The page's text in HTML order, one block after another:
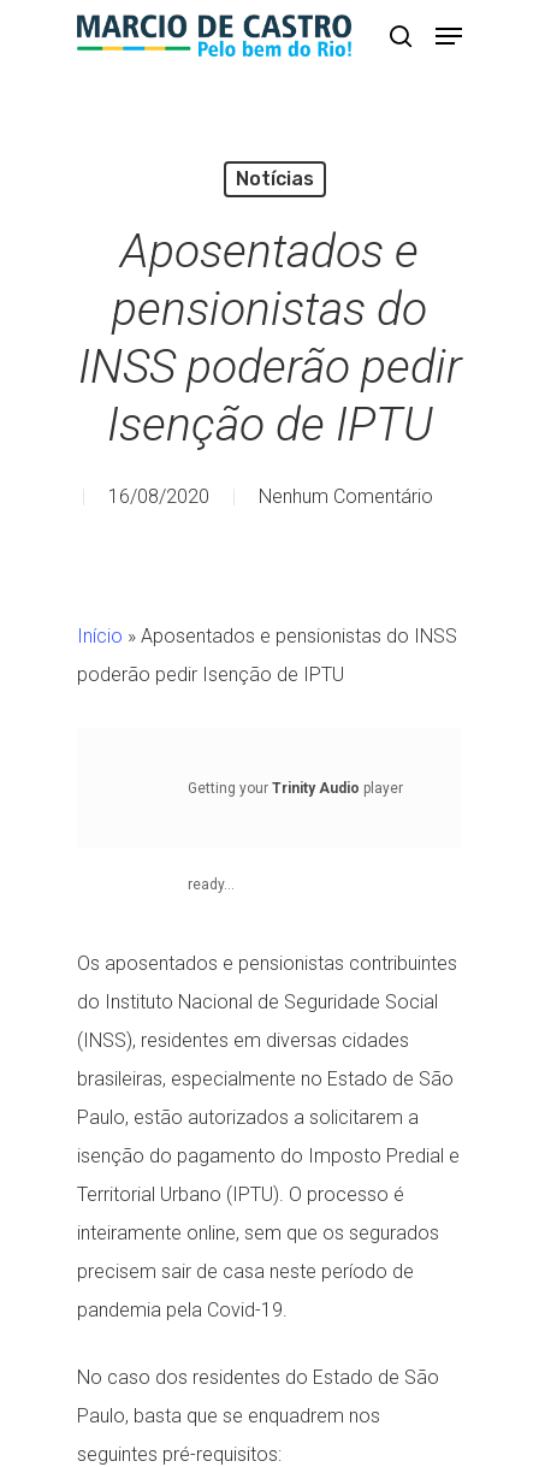
busca
Menu
Notícias
Aposentados e
pensionistas do
INSS poderão pedir
Isenção de IPTU
16/08/2020 Nenhum Comentário
Início » Aposentados e pensionistas do INSS
poderão pedir Isenção de IPTU
Getting your Trinity Audio player
ready...
Os aposentados e pensionistas contribuintes
do Instituto Nacional de Seguridade Social
(INSS), residentes em diversas cidades
brasileiras, especialmente no Estado de São
Paulo, estão autorizados a solicitarem a
isenção do pagamento do Imposto Predial e
Territorial Urbano (IPTU). O processo é
inteiramente online, sem que os segurados
precisem sair de casa neste período de
pandemia pela Covid-19.
No caso dos residentes do Estado de São
Paulo, basta que se enquadrem nos
seguintes pré-requisitos: